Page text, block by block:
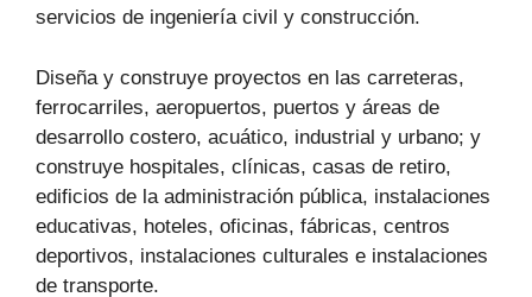
servicios de ingeniería civil y construcción.
Diseña y construye proyectos en las carreteras,
ferrocarriles, aeropuertos, puertos y áreas de
desarrollo costero, acuático, industrial y urbano; y
construye hospitales, clínicas, casas de retiro,
edificios de la administración pública, instalaciones
educativas, hoteles, oficinas, fábricas, centros
deportivos, instalaciones culturales e instalaciones
de transporte.